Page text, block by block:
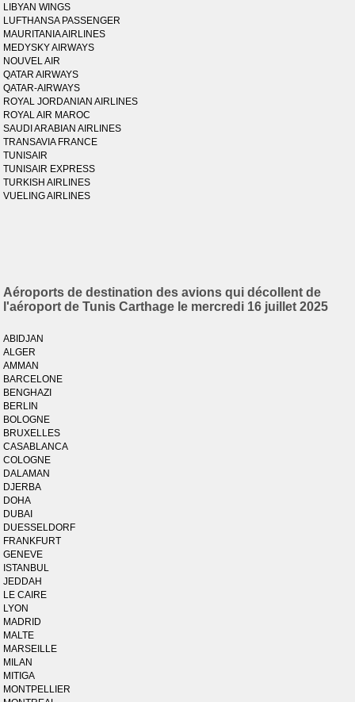
LIBYAN WINGS
LUFTHANSA PASSENGER
MAURITANIA AIRLINES
MEDYSKY AIRWAYS
NOUVEL AIR
QATAR AIRWAYS
QATAR-AIRWAYS
ROYAL JORDANIAN AIRLINES
ROYAL AIR MAROC
SAUDI ARABIAN AIRLINES
TRANSAVIA FRANCE
TUNISAIR
TUNISAIR EXPRESS
TURKISH AIRLINES
VUELING AIRLINES
Aéroports de destination des avions qui décollent de
l'aéroport de Tunis Carthage le mercredi 16 juillet 2025
ABIDJAN
ALGER
AMMAN
BARCELONE
BENGHAZI
BERLIN
BOLOGNE
BRUXELLES
CASABLANCA
COLOGNE
DALAMAN
DJERBA
DOHA
DUBAI
DUESSELDORF
FRANKFURT
GENEVE
ISTANBUL
JEDDAH
LE CAIRE
LYON
MADRID
MALTE
MARSEILLE
MILAN
MITIGA
MONTPELLIER